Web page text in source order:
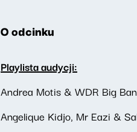
O odcinku
Playlista audycji:
Andrea Motis & WDR Big
Angelique Kidjo, Mr Eazi &